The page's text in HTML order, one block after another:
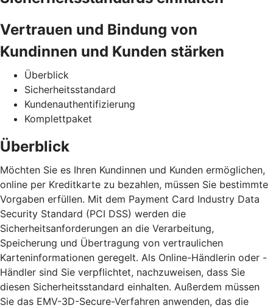
Vertrauen und Bindung von
Kundinnen und Kunden stärken
Überblick
Sicherheitsstandard
Kundenauthentifizierung
Komplettpaket
Überblick
Möchten Sie es Ihren Kundinnen und Kunden ermöglichen,
online per Kreditkarte zu bezahlen, müssen Sie bestimmte
Vorgaben erfüllen. Mit dem Payment Card Industry Data
Security Standard (PCI DSS) werden die
Sicherheitsanforderungen an die Verarbeitung,
Speicherung und Übertragung von vertraulichen
Karteninformationen geregelt. Als Online-Händlerin oder -
Händler sind Sie verpflichtet, nachzuweisen, dass Sie
diesen Sicherheitsstandard einhalten. Außerdem müssen
Sie das EMV-3D-Secure-Verfahren anwenden, das die